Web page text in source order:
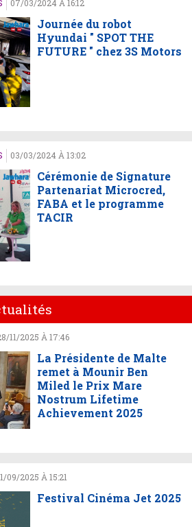
07/03/2024 À 16:12
Journée du robot
Hyundai " SPOT THE
FUTURE " chez 3S Motors
03/03/2024 À 13:02
Cérémonie de Signature
Partenariat Microcred,
FABA et le programme
TACIR
11/2025 À 17:46
La Présidente de Malte
remet à Mounir Ben
Miled le Prix Mare
Nostrum Lifetime
Achievement 2025
09/2025 À 15:21
Festival Cinéma Jet 2025